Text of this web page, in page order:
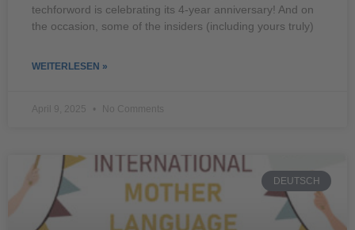
techforword is celebrating its 4-year anniversary! And on
the occasion, some of the insiders (including yours truly)
WEITERLESEN »
April 9, 2025 No Comments
DEUTSCH